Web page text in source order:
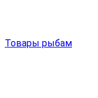
Товары рыбам